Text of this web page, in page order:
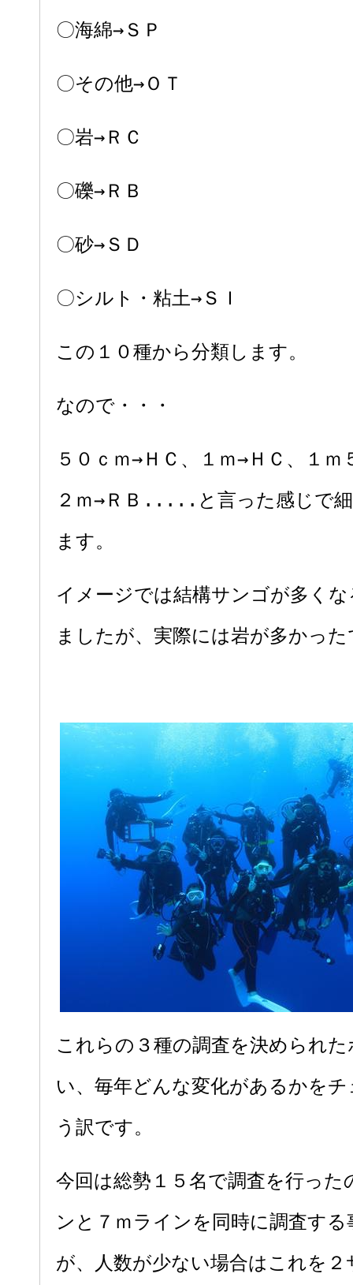
〇海綿→ＳＰ
〇その他→ＯＴ
〇岩→ＲＣ
〇礫→ＲＢ
〇砂→ＳＤ
〇シルト・粘土→ＳＩ
この１０種から分類します。
なので・・・
５０ｃｍ→ＨＣ、１ｍ→ＨＣ、１ｍ
２ｍ→ＲＢ.....と言った感じで
ます。
イメージでは結構サンゴが多く
ましたが、実際には岩が多かっ
これらの３種の調査を決められ
い、毎年どんな変化があるかを
う訳です。
今回は総勢１５名で調査を行った
ンと７ｍラインを同時に調査す
が、人数が少ない場合はこれを